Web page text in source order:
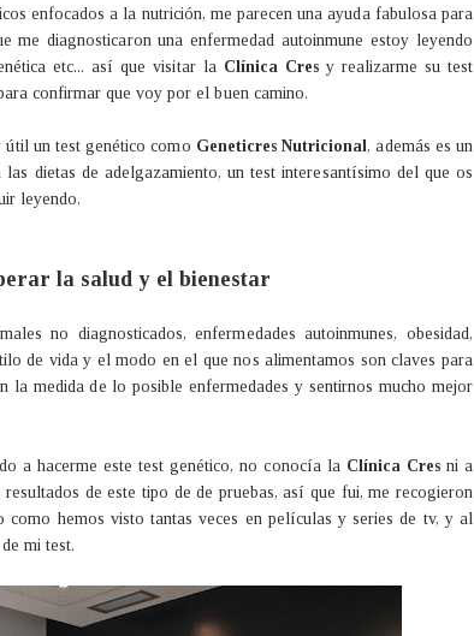
enfocados a la nutrición, me parecen una ayuda fabulosa para
diagnosticaron una enfermedad autoinmune estoy leyendo
etc... así que visitar la Clínica Cres y realizarme su test
confirmar que voy por el buen camino.
un test genético como Geneticres Nutricional, además es un
dietas de adelgazamiento, un test interesantísimo del que os
leyendo.
la salud y el bienestar
no diagnosticados, enfermedades autoinmunes, obesidad,
de vida y el modo en el que nos alimentamos son claves para
medida de lo posible enfermedades y sentirnos mucho mejor
a hacerme este test genético, no conocía la Clínica Cresni a
de este tipo de de pruebas, así que fui, me recogieron
hemos visto tantas veces en películas y series de tv, y al
mi test.